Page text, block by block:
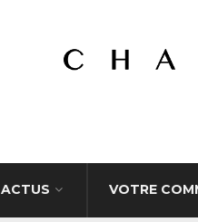
ACTUS VOTRE